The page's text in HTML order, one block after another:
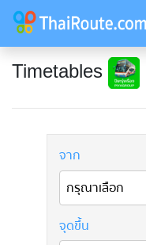
Timetables